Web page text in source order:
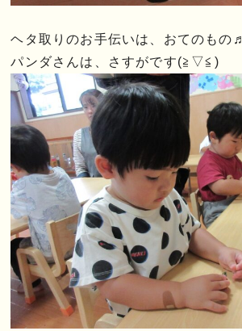
ヘタ取りのお手伝いは、おてのもの♬
パンダさんは、さすがです(≧▽≦)